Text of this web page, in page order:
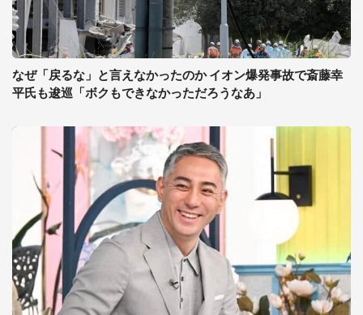
なぜ「戻るな」と言えなかったのか イオン爆発事故で斎藤幸
平氏も逡巡「ボクもできなかっただろうなあ」